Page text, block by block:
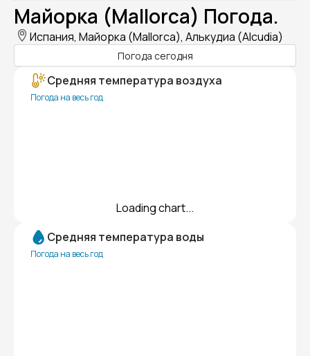
Майорка (Mallorca) Погода.
Испания, Майорка (Mallorca), Алькудиа (Alcudia)
Погода сегодня
Средняя температура воздуха
Погода на весь год
Loading chart...
Средняя температура воды
Погода на весь год